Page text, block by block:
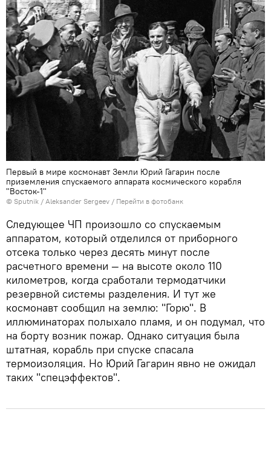
Первый в мире космонавт Земли Юрий Гагарин после
приземления спускаемого аппарата космического корабля
"Восток-1"
© Sputnik / Aleksander Sergeev / Перейти в фотобанк
Следующее ЧП произошло со спускаемым
аппаратом, который отделился от приборного
отсека только через десять минут после
расчетного времени — на высоте около 110
километров, когда сработали термодатчики
резервной системы разделения. И тут же
космонавт сообщил на землю: "Горю". В
иллюминаторах полыхало пламя, и он подумал, что
на борту возник пожар. Однако ситуация была
штатная, корабль при спуске спасала
термоизоляция. Но Юрий Гагарин явно не ожидал
таких "спецэффектов".